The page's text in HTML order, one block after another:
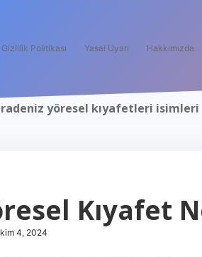
Gizlilik Politikası Yasal Uyarı Hakkımızda
yöresel kıyafetleri
Kıyafet
4, 2024